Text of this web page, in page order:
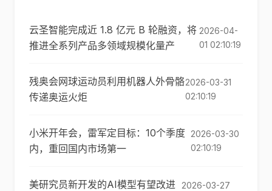
云圣智能完成近 1.8 亿元 B 轮融资，将
推进全系列产品多领域规模化量产
2026-04-
01 02:10:19
残奥会网球运动员利用机器人外骨骼
传递奥运火炬
2026-03-31
02:10:19
小米开年会，雷军定目标：10个季度
内，重回国内市场第一
2026-03-30
02:10:19
美研究员新开发的AI模型有望改进
2026-03-27